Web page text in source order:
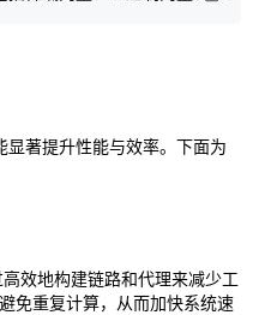
显著提升性能与效率。下面为
效地构建链路和代理来减少工
免重复计算，从而加快系统速